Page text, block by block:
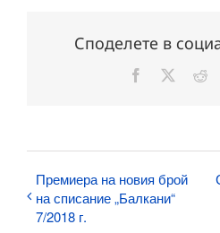
Споделете в
Facebook
Премиера на новия брой
на списание „Балкани“
7/2018 г.